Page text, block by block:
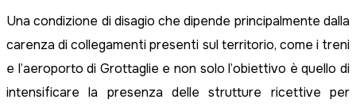
Una condizione di disagio che dipende principalmente dalla
carenza di collegamenti presenti sul territorio, come i treni
e l’aeroporto di Grottaglie e non solo l’obiettivo è quello di
intensificare la presenza delle strutture ricettive per